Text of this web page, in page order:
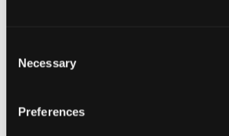
Selection
Necessary
Preferences
Parcourir
catégorie
Tags populaires